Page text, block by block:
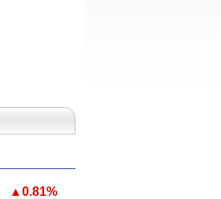
▲0.81%